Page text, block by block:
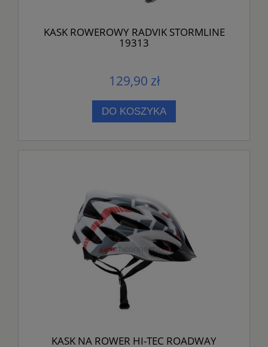
KASK ROWEROWY RADVIK STORMLINE
19313
129,90 zł
DO KOSZYKA
KASK NA ROWER HI-TEC ROADWAY